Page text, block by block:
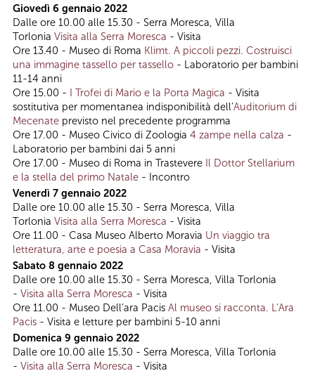
Giovedì 6 gennaio 2022
Dalle ore 10.00 alle 15.30 - Serra Moresca, Villa
Torlonia Visita alla Serra Moresca - Visita
Ore 13.40 - Museo di Roma Klimt. A piccoli pezzi. Costruisci
una immagine tassello per tassello - Laboratorio per bambini
11-14 anni
Ore 15.00 -
I Trofei di Mario e la Porta Magica - Visita
sostitutiva per momentanea indisponibilità dell’Auditorium di
Mecenate previsto nel precedente programma
Ore 17.00 - Museo Civico di Zoologia 4 zampe nella calza -
Laboratorio per bambini dai 5 anni
Ore 17.00 - Museo di Roma in Trastevere Il Dottor Stellarium
e la stella del primo Natale - Incontro
Venerdì 7 gennaio 2022
Dalle ore 10.00 alle 15.30 - Serra Moresca, Villa
Torlonia Visita alla Serra Moresca - Visita
Ore 11.00 - Casa Museo Alberto Moravia Un viaggio tra
letteratura, arte e poesia a Casa Moravia - Visita
Sabato 8 gennaio 2022
Dalle ore 10.00 alle 15.30 - Serra Moresca, Villa Torlonia
- Visita alla Serra Moresca - Visita
Ore 11.00 - Museo Dell’ara Pacis Al museo si racconta. L’Ara
Pacis - Visita e letture per bambini 5-10 anni
Domenica 9 gennaio 2022
Dalle ore 10.00 alle 15.30 - Serra Moresca, Villa Torlonia
- Visita alla Serra Moresca - Visita